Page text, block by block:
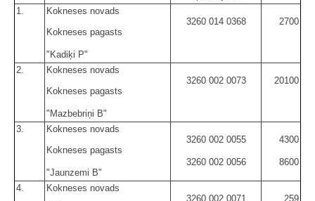
1.
Kokneses novads
Kokneses pagasts
"Kadiķi P"
3260 014 0368 2700
2.
Kokneses novads
Kokneses pagasts
"Mazbebriņi B"
3260 002 0073 20100
3.
Kokneses novads
Kokneses pagasts
"Jaunzemi B"
3260 002 0055
3260 002 0056
4300
8600
4.
Kokneses novads
3260 002 0071 259